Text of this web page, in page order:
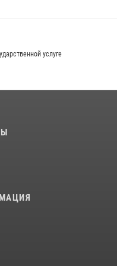
услуге